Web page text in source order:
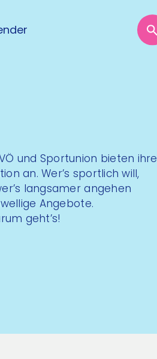
und Sportunion bieten ihre
an. Wer’s sportlich will,
langsamer angehen
Angebote.
geht’s!